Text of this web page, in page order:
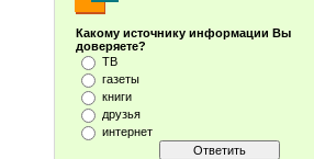
Какому источнику информации Вы
доверяете?
ТВ
газеты
книги
друзья
интернет